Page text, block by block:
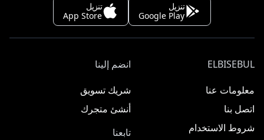
تنزيل
Google Play
تنزيل
App Store
ELBISEBUL
معلومات عنا
اتصل بنا
شروط الاستخدام
انضم إلينا
شريك تسويق
أنشئ متجرك
تابعنا